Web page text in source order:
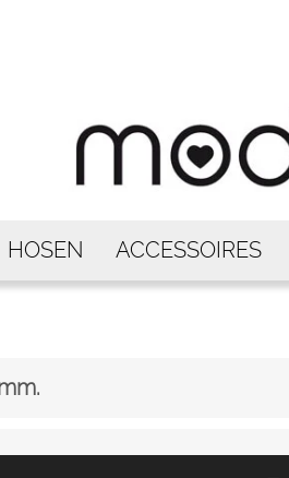
HOSEN ACCESSOIRES